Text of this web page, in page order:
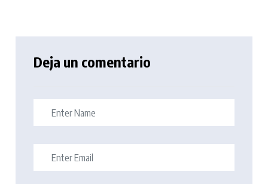
Deja un comentario